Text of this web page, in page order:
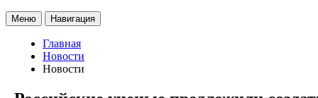
Меню Навигация
Главная
Новости
Новости